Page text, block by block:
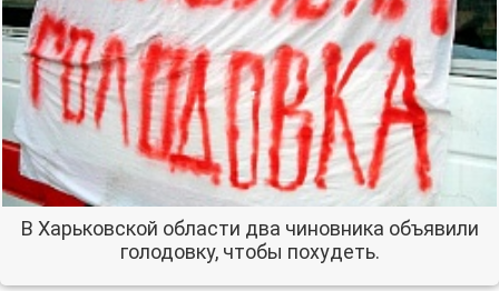
В Харьковской области два чиновника объявили
голодовку, чтобы похудеть.